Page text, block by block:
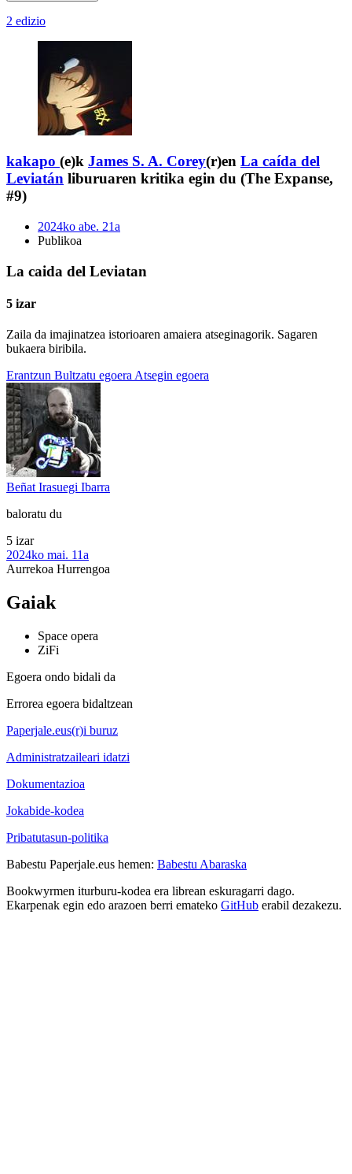
2 edizio
kakapo (e)k James S. A. Corey(r)en La caída del
Leviatán liburuaren kritika egin du (The Expanse,
#9)
2024ko abe. 21a
Publikoa
La caida del Leviatan
5 izar
Zaila da imajinatzea istorioaren amaiera atseginagorik. Sagaren
bukaera biribila.
Erantzun Bultzatu egoera Atsegin egoera
Beñat Irasuegi Ibarra
baloratu du
5 izar
2024ko mai. 11a
Aurrekoa Hurrengoa
Gaiak
Space opera
ZiFi
Egoera ondo bidali da
Errorea egoera bidaltzean
Paperjale.eus(r)i buruz
Administratzaileari idatzi
Dokumentazioa
Jokabide-kodea
Pribatutasun-politika
Babestu Paperjale.eus hemen: Babestu Abaraska
Bookwyrmen iturburu-kodea era librean eskuragarri dago.
Ekarpenak egin edo arazoen berri emateko GitHub erabil dezakezu.